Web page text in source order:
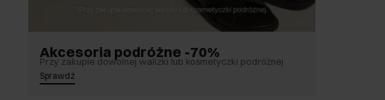
Akcesoria podróżne -70%
Przy zakupie dowolnej walizki lub kosmetyczki podróżnej
Sprawdź